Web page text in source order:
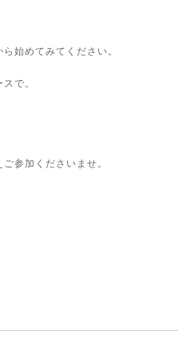
始めてみてください。
で。
参加くださいませ。